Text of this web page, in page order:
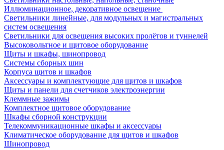
Иллюминационное, декоративное освещение
Светильники линейные, для модульных и магистральных
систем освещения
Светильники для освещения высоких пролётов и туннелей
Высоковольтное и щитовое оборудование
Щиты и шкафы, шинопровод
Системы сборных шин
Корпуса щитов и шкафов
Аксессуары и комплектующие для щитов и шкафов
Щиты и панели для счетчиков электроэнергии
Клеммные зажимы
Комплектное щитовое оборудование
Шкафы сборной конструкции
Телекоммуникационные шкафы и аксессуары
Климатическое оборудование для щитов и шкафов
Шинопровод